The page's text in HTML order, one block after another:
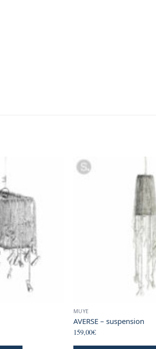
MUYE
AVERSE – suspension
159,00€